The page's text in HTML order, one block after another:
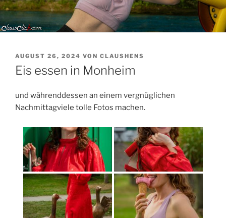
VERÖFFENTLICHT
AM
AUGUST 26, 2024 VON CLAUSHENS
Eis essen in Monheim
und währenddessen an einem vergnüglichen
Nachmittagviele tolle Fotos machen.